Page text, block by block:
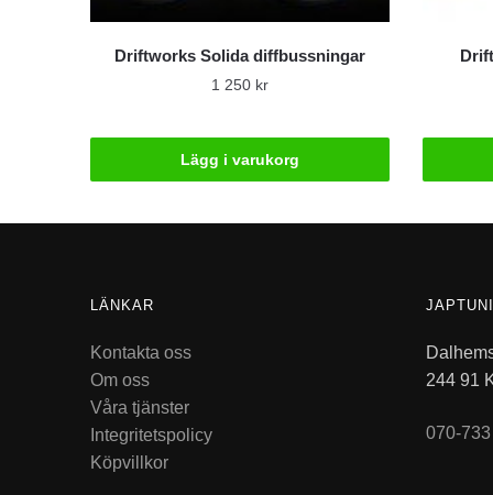
Driftworks Solida diffbussningar
1 250 kr
Lägg i varukorg
LÄNKAR
Kontakta oss
Om oss
Våra tjänster
Integritetspolicy
Köpvillkor
244 91
070-